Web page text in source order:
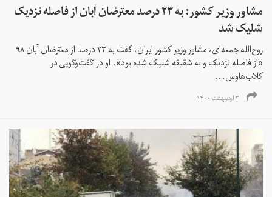
مشاور وزیر کشور: به ۲۳ درصد معترضان آبان از فاصله نزدیک
شلیک شد
روح‌الله جمعه‌ای، مشاور وزیر کشور ایران، گفت به ۲۳ درصد از معترضان آبان ۹۸
«از فاصله نزدیک و به شقیقه شلیک شده بود». او در گفت‌و‌گویی در
کلاب‌هاوس...
۳ اردیبهشت ۱۴۰۰